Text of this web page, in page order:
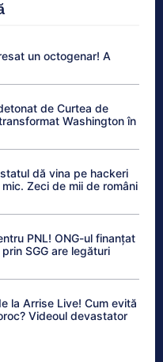
un octogenar! A
de Curtea de
Washington în
dă vina pe hackeri
Zeci de mii de români
PNL! ONG-ul finanțat
SGG are legături
la Arrise Live! Cum evită
Videoul devastator